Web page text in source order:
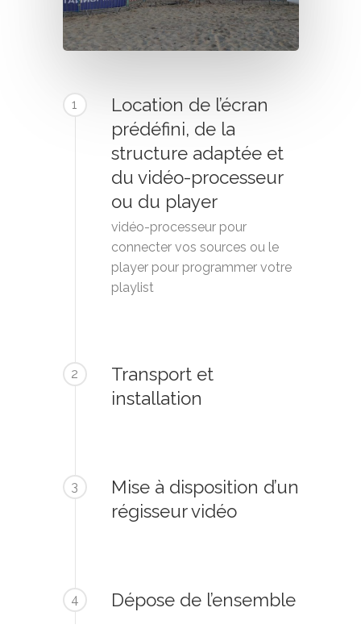
1
Location de l’écran
prédéfini, de la
structure adaptée et
du vidéo-processeur
ou du player
vidéo-processeur pour
connecter vos sources ou le
player pour programmer votre
playlist
2
Transport et
installation
3
Mise à disposition d’un
régisseur vidéo
4 Dépose de l’ensemble